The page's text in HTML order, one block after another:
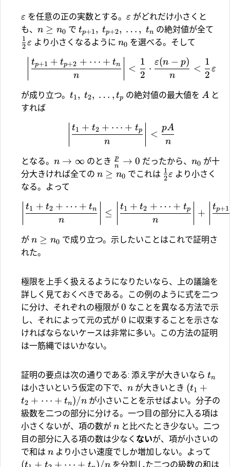
ε を任意の正の実数とする。 ε がどれだけ小さくと
も、 n ≥ n0 で tp+1, tp+2, … , tn の絶対値が全て
2
1 ε より小さくなるように n0 を選べる。そして
n
tp+1 + tp+2 + ⋯ + tn <
2
1
⋅
n
ε(n − p)
<
2
1
ε
が成り立つ。 t1, t2, … , tp の絶対値の最大値を Aと
すれば
n
t1 + t2 + ⋯ + tp <
n
pA
となる。 n → ∞ のとき n
p → 0 だったから、n0 が十
分大きければ全ての n ≥ n0 でこれは 2
1 ε より小さく
なる。よって
n
t1 + t2 + ⋯ + tn ≤
n
t1 + t2 + ⋯ + tp +
tp+1
が n ≥ n0 で成り立つ。示したいことはこれで証明さ
れた。
極限を上手く扱えるようになりたいなら、上の議論を
詳しく見ておくべきである。この例のように式を二つ
に分け、それぞれの極限が 0 なことを異なる方法で示
し、それによって元の式が 0 に収束することを示さな
ければならないケースは非常に多い。この方法の証明
は一筋縄ではいかない。
証明の要点は次の通りである: 添え字が大きいなら tn
は小さいという仮定の下で、 n が大きいとき (t1 +
t2 + ⋯ + tn)/n が小さいことを示せばよい。分子の
級数を二つの部分に分ける。一つ目の部分に入る項は
小さくないが、項の数が n と比べたとき少ない。二つ
目の部分に入る項の数は少なく ないが、項が小さいの
で和は n より小さい速度でしか増加しない。よって
(t + t + ⋯ + t )/nを分割した二つの級数の和は